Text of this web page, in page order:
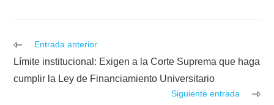
Leer
artículos
Entrada anterior
Límite institucional: Exigen a la Corte Suprema que haga
cumplir la Ley de Financiamiento Universitario
Siguiente entrada